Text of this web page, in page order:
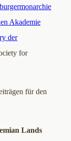
Akademie
der
for
für den
Lands